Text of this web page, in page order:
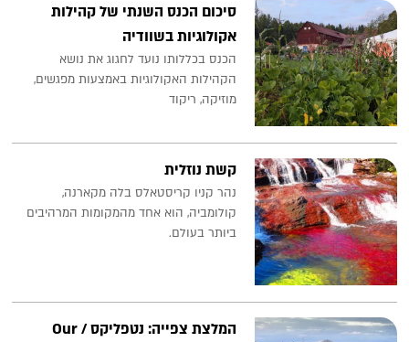
סיכום הכנס השנתי של קהילות
אקולוגיות בשוודיה
הכנס בכללותו נועד לחגוג את נושא
הקהילות האקולוגיות באמצעות מפגשים,
מוזיקה, ריקוד
קשת נוזלית
נהר קניו קריסטאלס בלה מקארנה,
קולומביה, הוא אחד מהמקומות המרהיבים
ביותר בעולם.
המלצת צפייה: נטפליקס / Our